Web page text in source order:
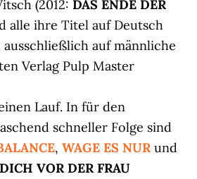
(2012:DAS ENDE DER
alle ihre Titel auf Deutsch
ausschließlich auf männliche
Verlag Pulp Master
Lauf. In für den
schneller Folge sind
,WAGE ES NUR und
VOR DER FRAU